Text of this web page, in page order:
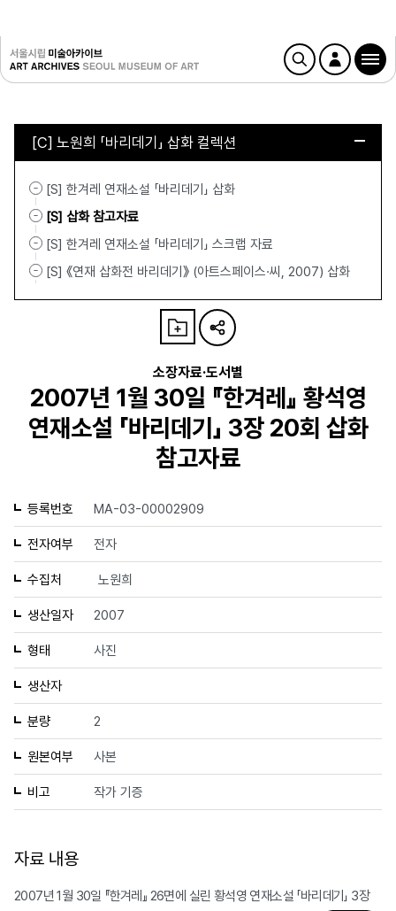
[C] 노원희 「바리데기」 삽화 컬렉션
[S] 한겨레 연재소설 「바리데기」 삽화
[S] 삽화 참고자료
[S] 한겨레 연재소설 「바리데기」 스크랩 자료
[S] 《연재 삽화전 바리데기》 (아트스페이스·씨, 2007) 삽화
소장자료·도서별
2007년 1월 30일 『한겨레』 황석영
연재소설 「바리데기」 3장 20회 삽화
참고자료
등록번호 MA-03-00002909
전자여부 전자
수집처 노원희
생산일자 2007
형태 사진
생산자
분량 2
원본여부 사본
비고 작가 기증
자료 내용
2007년 1월 30일 『한겨레』 26면에 실린 황석영 연재소설 「바리데기」 3장